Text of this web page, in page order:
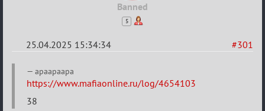
Banned
5
#301
25.04.2025 15:34:34
Re:
Sweet
⚡Evil
apaapaapa
https://www.mafiaonline.ru/log/4654103
38